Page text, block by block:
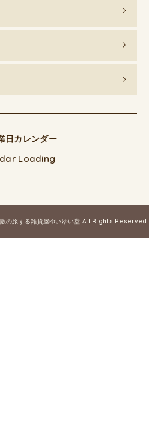
日カレンダー
Loading
の旅する雑貨屋ゆいゆい堂 All Rights Reserved.